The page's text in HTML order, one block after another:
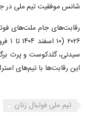
شانس موفقیت تیم ملی در جام ملت‌های
این رقابت‌ها با تیم‌های
تیم ملی فوتبال زنان